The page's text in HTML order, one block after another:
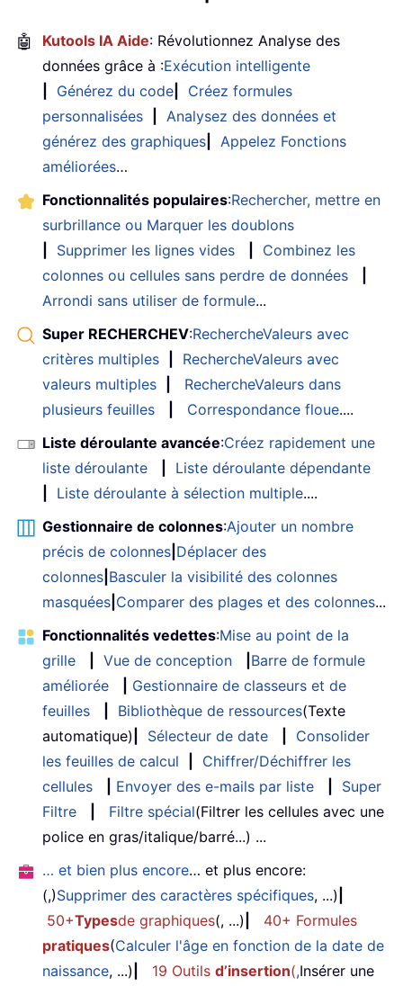
🤖 Kutools IA Aide: Révolutionnez Analyse des
données grâce à :Exécution intelligente
Générez du code
Créez formules
personnalisées
Analysez des données et
générez des graphiques
Appelez Fonctions
améliorées…
Fonctionnalités populaires:Rechercher, mettre en
surbrillance ou Marquer les doublons
Supprimer les lignes vides
Combinez les
colonnes ou cellules sans perdre de données
Arrondi sans utiliser de formule...
Super RECHERCHEV:RechercheValeurs avec
critères multiples
RechercheValeurs avec
valeurs multiples
RechercheValeurs dans
plusieurs feuilles
Correspondance floue....
Liste déroulante avancée:Créez rapidement une
liste déroulante
Liste déroulante dépendante
Liste déroulante à sélection multiple....
Gestionnaire de colonnes:Ajouter un nombre
précis de colonnes Déplacer des
colonnes Basculer la visibilité des colonnes
masquées Comparer des plages et des colonnes...
Fonctionnalités vedettes:Mise au point de la
grille
Vue de conception
Barre de formule
améliorée
Gestionnaire de classeurs et de
feuilles
Bibliothèque de ressources(Texte
automatique)
Sélecteur de date
Consolider
les feuilles de calcul
Chiffrer/Déchiffrer les
cellules
Envoyer des e-mails par liste
Super
Filtre
Filtre spécial(Filtrer les cellules avec une
police en gras/italique/barré...) ...
… et bien plus encore… et plus encore:
(,)Supprimer des caractères spécifiques, ...)
50+Typesde graphiques(, ...)
40+ Formules
pratiques(Calculer l'âge en fonction de la date de
naissance, ...) 19 Outils d’insertion(,Insérer une